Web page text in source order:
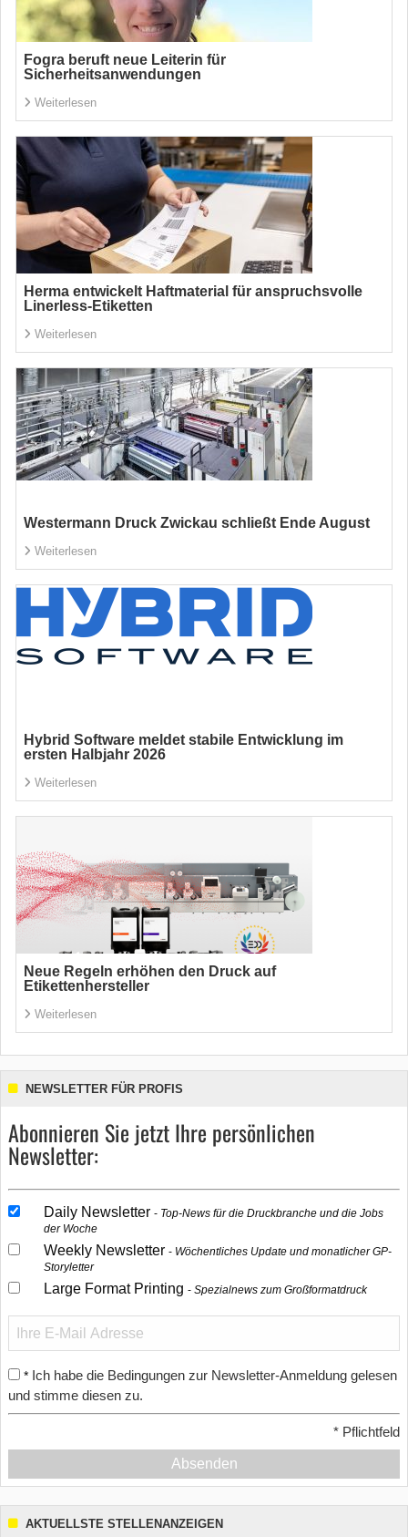
Fogra beruft neue Leiterin für
Sicherheitsanwendungen
Weiterlesen
Herma entwickelt Haftmaterial für anspruchsvolle
Linerless-Etiketten
Weiterlesen
Westermann Druck Zwickau schließt Ende August
Weiterlesen
Hybrid Software meldet stabile Entwicklung im
ersten Halbjahr 2026
Weiterlesen
Neue Regeln erhöhen den Druck auf
Etikettenhersteller
Weiterlesen
NEWSLETTER FÜR PROFIS
Abonnieren Sie jetzt Ihre persönlichen
Newsletter:
Daily Newsletter
Top-News für die Druckbranche und die Jobs
der Woche
Weekly Newsletter
Wöchentliches Update und monatlicher GP-
Storyletter
Large Format Printing Spezialnews zum Großformatdruck
* Ich habe die Bedingungen zur Newsletter-Anmeldung gelesen
und stimme diesen zu.
* Pflichtfeld
Absenden
AKTUELLSTE STELLENANZEIGEN